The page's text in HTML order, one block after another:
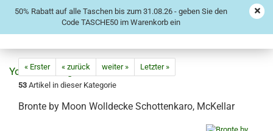
50% Rabatt auf alle Taschen bis zum 31.08.26 - geben Sie den
Code TASCHE50 im Warenkorb ein
« Erster « zurück weiter »
Letzter »
53 Artikel in dieser Kategorie
Bronte by Moon Wolldecke Schottenkaro, McKellar